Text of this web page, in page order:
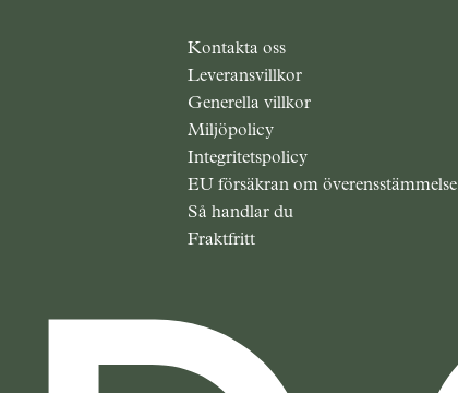
Kontakta oss
Leveransvillkor
Generella villkor
Miljöpolicy
Integritetspolicy
EU försäkran om överensstämmelse
Så handlar du
Fraktfritt